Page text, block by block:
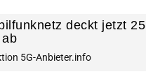
deckt jetzt 25
5G-Anbieter.info